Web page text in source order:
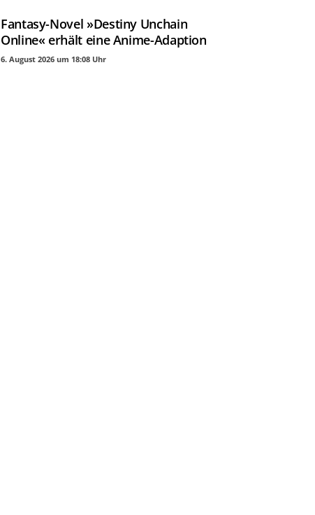
Fantasy-Novel »Destiny Unchain
Online« erhält eine Anime-Adaption
6. August 2026 um 18:08 Uhr